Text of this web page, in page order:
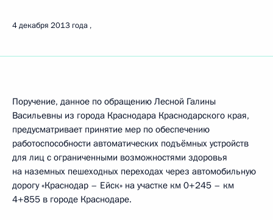
4 декабря 2013 года
Поручение, данное по обращению Лесной Галины
Васильевны из города Краснодара Краснодарского края,
предусматривает принятие мер по обеспечению
работоспособности автоматических подъёмных устройств
для лиц с ограниченными возможностями здоровья
на наземных пешеходных переходах через автомобильную
дорогу «Краснодар – Ейск» на участке км 0+245 – км
4+855 в городе Краснодаре.